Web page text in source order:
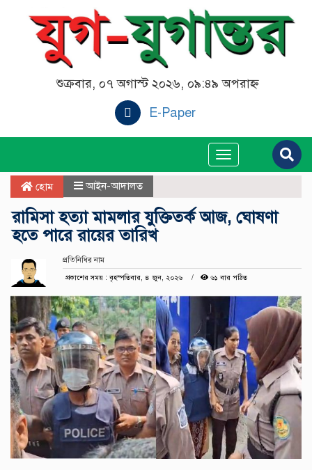
শুক্রবার, ০৭ অগাস্ট ২০২৬, ০৯:৪৯ অপরাহ্ন
E-Paper
Toggle
navigation
হোম আইন-আদালত
রামিসা হত্যা মামলার যুক্তিতর্ক আজ, ঘোষণা
হতে পারে রায়ের তারিখ
প্রতিনিধির নাম
প্রকাশের সময় : বৃহস্পতিবার, ৪ জুন, ২০২৬
৬১ বার পঠিত